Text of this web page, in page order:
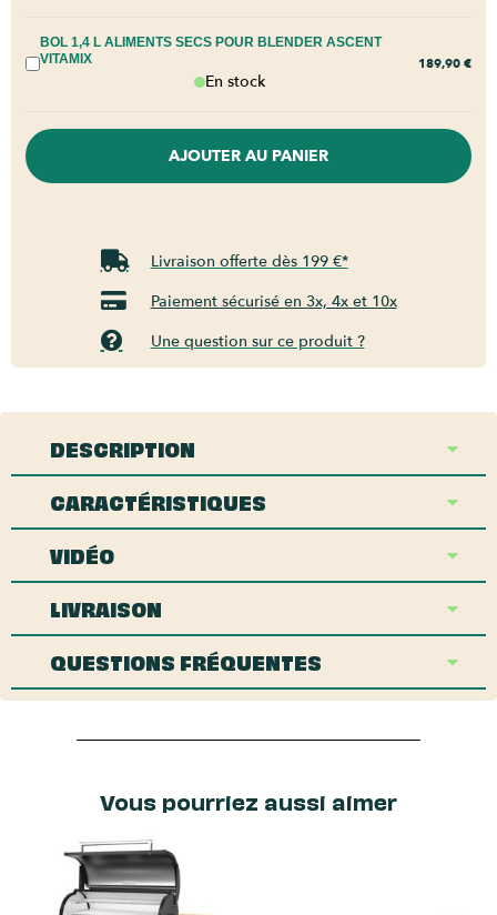
BOL 1,4 L ALIMENTS SECS POUR BLENDER ASCENT
VITAMIX
En stock
189,90 €
AJOUTER AU PANIER
Livraison offerte dès 199 €*
Paiement sécurisé en 3x, 4x et 10x
Une question sur ce produit ?
DESCRIPTION
CARACTÉRISTIQUES
VIDÉO
LIVRAISON
QUESTIONS FRÉQUENTES
Vous pourriez aussi aimer